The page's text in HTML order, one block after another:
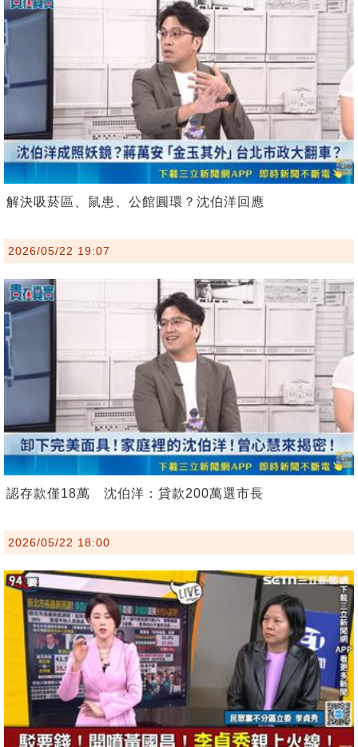
解決吸菸區、鼠患、公館圓環？沈伯洋回應
2026/05/22 19:07
認存款僅18萬 沈伯洋：貸款200萬選市長
2026/05/22 18:00